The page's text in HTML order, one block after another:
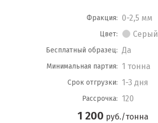
Фракция: 0-2,5 мм
Цвет: Серый
Бесплатный образец: Да
Минимальная партия: 1 тонна
Срок отгрузки: 1-3 дня
Рассрочка: 120
1 200 руб./тонна